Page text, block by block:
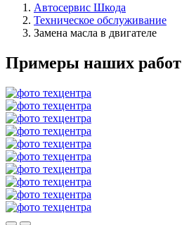
Автосервис Шкода
Техническое обслуживание
Замена масла в двигателе
Примеры наших работ